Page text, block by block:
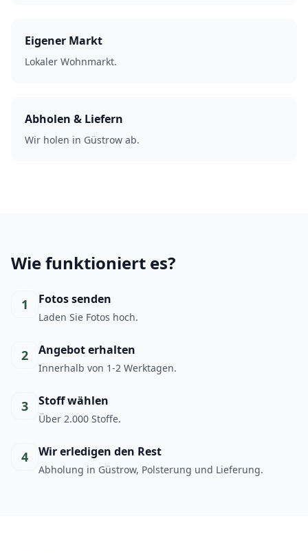
Eigener Markt
Lokaler Wohnmarkt.
Abholen & Liefern
Wir holen in Güstrow ab.
Wie funktioniert es?
1 Fotos senden
Laden Sie Fotos hoch.
2 Angebot erhalten
Innerhalb von 1-2 Werktagen.
3 Stoff wählen
Über 2.000 Stoffe.
4 Wir erledigen den Rest
Abholung in Güstrow, Polsterung und Lieferung.